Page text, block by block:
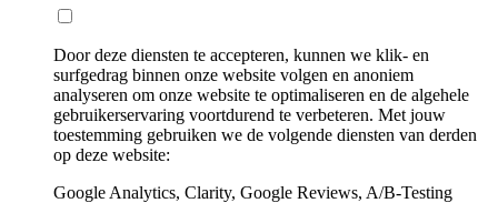
Door deze diensten te accepteren, kunnen we klik- en
surfgedrag binnen onze website volgen en anoniem
analyseren om onze website te optimaliseren en de algehele
gebruikerservaring voortdurend te verbeteren. Met jouw
toestemming gebruiken we de volgende diensten van derden
op deze website:
Google Analytics, Clarity, Google Reviews, A/B-Testing